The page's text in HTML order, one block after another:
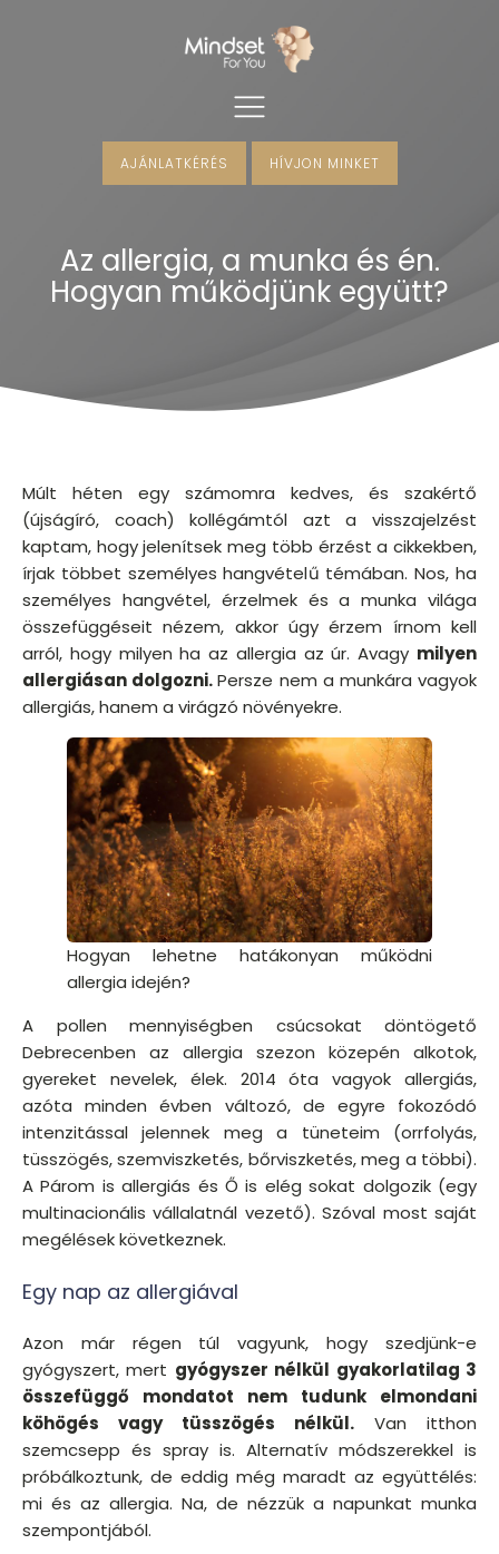
AJÁNLATKÉRÉS HÍVJON MINKET
Az allergia, a munka és én.
Hogyan működjünk együtt?
Múlt héten egy számomra kedves, és szakértő
(újságíró, coach) kollégámtól azt a visszajelzést
kaptam, hogy jelenítsek meg több érzést a cikkekben,
írjak többet személyes hangvételű témában. Nos, ha
személyes hangvétel, érzelmek és a munka világa
összefüggéseit nézem, akkor úgy érzem írnom kell
arról, hogy milyen ha az allergia az úr. Avagy milyen
allergiásan dolgozni.Persze nem a munkára vagyok
allergiás, hanem a virágzó növényekre.
Hogyan lehetne hatákonyan működni
allergia idején?
A pollen mennyiségben csúcsokat döntögető
Debrecenben az allergia szezon közepén alkotok,
gyereket nevelek, élek. 2014 óta vagyok allergiás,
azóta minden évben változó, de egyre fokozódó
intenzitással jelennek meg a tüneteim (orrfolyás,
tüsszögés, szemviszketés, bőrviszketés, meg a többi).
A Párom is allergiás és Ő is elég sokat dolgozik (egy
multinacionális vállalatnál vezető). Szóval most saját
megélések következnek.
Egy nap az allergiával
Azon már régen túl vagyunk, hogy szedjünk-e
gyógyszert, mert gyógyszer nélkül gyakorlatilag 3
összefüggő mondatot nem tudunk elmondani
köhögés vagy tüsszögés nélkül. Van itthon
szemcsepp és spray is. Alternatív módszerekkel is
próbálkoztunk, de eddig még maradt az együttélés:
mi és az allergia. Na, de nézzük a napunkat munka
szempontjából.